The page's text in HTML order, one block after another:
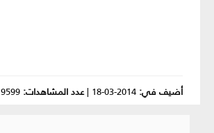
أضيف في: 2014-03-18
|عدد المشاهدات: 9599